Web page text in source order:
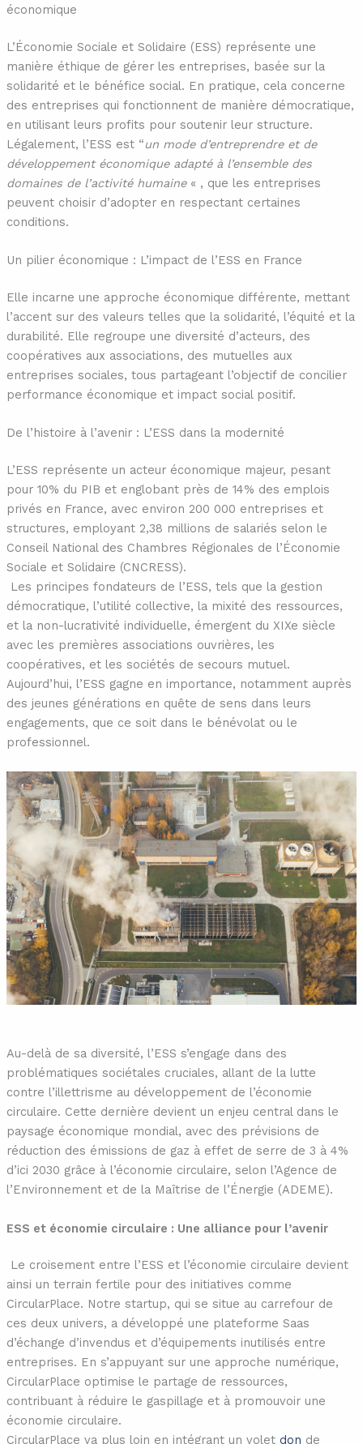
économique
L’Économie Sociale et Solidaire (ESS) représente une
manière éthique de gérer les entreprises, basée sur la
solidarité et le bénéfice social. En pratique, cela concerne
des entreprises qui fonctionnent de manière démocratique,
en utilisant leurs profits pour soutenir leur structure.
Légalement, l’ESS est “un mode d’entreprendre et de
développement économique adapté à l’ensemble des
domaines de l’activité humaine « , que les entreprises
peuvent choisir d’adopter en respectant certaines
conditions.
Un pilier économique : L’impact de l’ESS en France
Elle incarne une approche économique différente, mettant
l’accent sur des valeurs telles que la solidarité, l’équité et la
durabilité. Elle regroupe une diversité d’acteurs, des
coopératives aux associations, des mutuelles aux
entreprises sociales, tous partageant l’objectif de concilier
performance économique et impact social positif.
De l’histoire à l’avenir : L’ESS dans la modernité
L’ESS représente un acteur économique majeur, pesant
pour 10% du PIB et englobant près de 14% des emplois
privés en France, avec environ 200 000 entreprises et
structures, employant 2,38 millions de salariés selon le
Conseil National des Chambres Régionales de l’Économie
Sociale et Solidaire (CNCRESS).
Les principes fondateurs de l’ESS, tels que la gestion
démocratique, l’utilité collective, la mixité des ressources,
et la non-lucrativité individuelle, émergent du XIXe siècle
avec les premières associations ouvrières, les
coopératives, et les sociétés de secours mutuel.
Aujourd’hui, l’ESS gagne en importance, notamment auprès
des jeunes générations en quête de sens dans leurs
engagements, que ce soit dans le bénévolat ou le
professionnel.
Au-delà de sa diversité, l’ESS s’engage dans des
problématiques sociétales cruciales, allant de la lutte
contre l’illettrisme au développement de l’économie
circulaire. Cette dernière devient un enjeu central dans le
paysage économique mondial, avec des prévisions de
réduction des émissions de gaz à effet de serre de 3 à 4%
d’ici 2030 grâce à l’économie circulaire, selon l’Agence de
l’Environnement et de la Maîtrise de l’Énergie (ADEME).
ESS et économie circulaire : Une alliance pour l’avenir
Le croisement entre l’ESS et l’économie circulaire devient
ainsi un terrain fertile pour des initiatives comme
CircularPlace. Notre startup, qui se situe au carrefour de
ces deux univers, a développé une plateforme Saas
d’échange d’invendus et d’équipements inutilisés entre
entreprises. En s’appuyant sur une approche numérique,
CircularPlace optimise le partage de ressources,
contribuant à réduire le gaspillage et à promouvoir une
économie circulaire.
CircularPlace va plus loin en intégrant un volet don de